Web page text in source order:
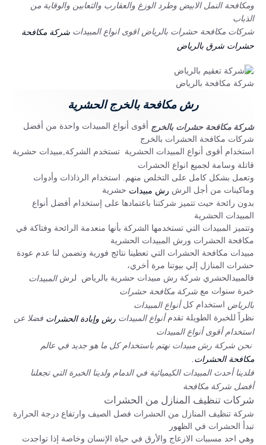
ومكافحة النمل الابيض وطرد الوزغ والعقارب والثعابين والوقاية من
الذباب
شركات مكافحة حشرات بالرياض اقوى انواع المبيدات شركة مكافحة
حشرات شرق بالرياض
شركة مكافحة بالرياض
رش مكافحة بالخرج الحشرية
شركة مكافحة حشرات بالخرج أقوى أنواع المبيدات واحدة من أفضل
شركات مكافحة الحشرات بالخرج
استخدام أقوى أنواع المبيدات الحشرية تستخدم الشركة,مبيدات حشرية
قاتلة وسامة لجميع انواع الحشرات
وتعمل بشكل كامل على التخلص منهم. استخدام الرذاذات وأدوات
وماكينات من أجل الرش رش مبيدات حشرية
بدون رائحة حيث تتميز شركتنا باعتمادها على إستخدام أفضل أنواع
المبيدات الحشرية
وتتميز المبيدات التي تستخدمها الشركة بأنها منعدمة الرائحة وفتاكة في
مكافحة الحشرات ورش المبيدات الحشرية
مبيدات مكافحة الحشرات التي تعطينا نتائج فورية وتضمن لنا عدم عودة
حشرات المنازل إلي بيوتنا مرة أخري،
فالمبيدالحشري شركة رش مبيدات حشرية بالرياض لرشالمبيدات
خبرة سنوات مع شركة مكافحة حشرات
بالرياض استخدام كلأنواع المبيدات
نظراً للخبرة الطويلة تقدمأنواع المبيدات رش وإبادة الحشرات فضلا عن
استخدام أقوى أنواع المبيدات
نحن شركة رش مبيدات نهتم باستخدام كل ما هو جديد في عالم
مكافحة الحشرات.
فلدينا أحدث المبيدات الكيميائية في الدمام ولدينا الخبرة التي تجعلنا
أفضل شركة مكافحة
شركات تنظيف المنازل من الحشرات
شركة تنظيف المنازل من الحشرات فصل الصيف وارتفاع درجة الحرارة
تبدأ الحشرات في الظهور
وهي احد مسببات الازعاج والأرق في حياة الإنسان وخاصة إذا تواجدت